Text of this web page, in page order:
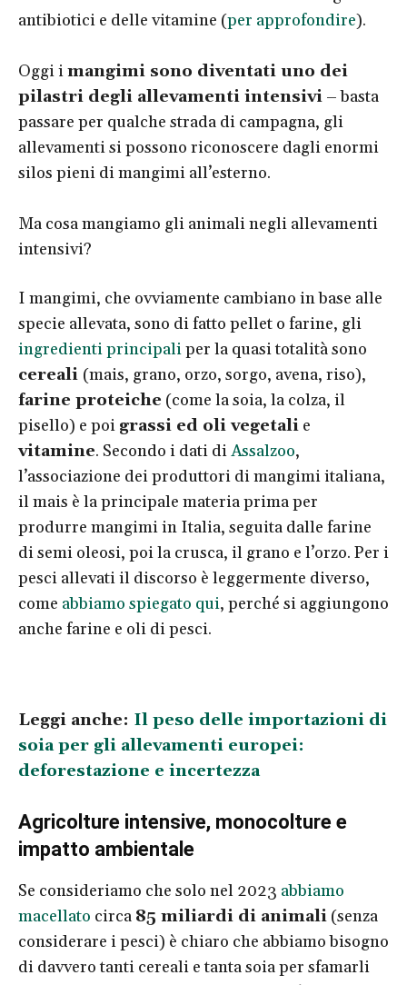
antibiotici e delle vitamine (per approfondire).
Oggi imangimi sono diventati uno dei
pilastri degli allevamenti intensivi – basta
passare per qualche strada di campagna, gli
allevamenti si possono riconoscere dagli enormi
silos pieni di mangimi all’esterno.
Ma cosa mangiamo gli animali negli allevamenti
intensivi?
I mangimi, che ovviamente cambiano in base alle
specie allevata, sono di fatto pellet o farine, gli
ingredienti principaliper la quasi totalità sono
cereali (mais, grano, orzo, sorgo, avena, riso),
farine proteiche (come la soia, la colza, il
pisello) e poi grassi ed oli vegetali e
vitamine. Secondo i dati diAssalzoo,
l’associazione dei produttori di mangimi italiana,
il mais è la principale materia prima per
produrre mangimi in Italia, seguita dalle farine
di semi oleosi, poi la crusca, il grano e l’orzo. Per i
pesci allevati il discorso è leggermente diverso,
come abbiamo spiegato qui, perché si aggiungono
anche farine e oli di pesci.
Leggi anche: Il peso delle importazioni di
soia per gli allevamenti europei:
deforestazione e incertezza
Agricolture intensive, monocolture e
impatto ambientale
Se consideriamo che solo nel 2023 abbiamo
macellato circa 85 miliardi di animali (senza
considerare i pesci) è chiaro che abbiamo bisogno
di davvero tanti cereali e tanta soia per sfamarli